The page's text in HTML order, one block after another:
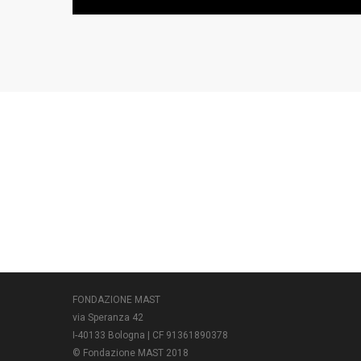
FONDAZIONE MAST
via Speranza 42
I-40133 Bologna | CF 91361890378
© Fondazione MAST 2018